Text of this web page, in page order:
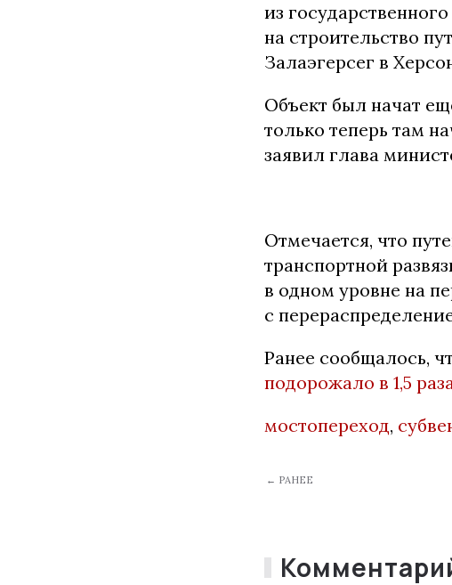
из
на строительство
Залаэгерсег в
Объект был начат
только теперь там
заявил глава
Отмечается, что
транспортной
в одном уровне на
с
Ранее сообщалось,
подорожало в 1,5
мостопереход,
← РАНЕЕ